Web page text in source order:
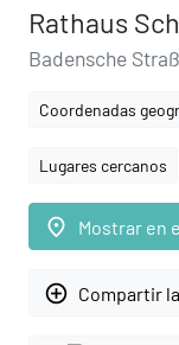
Rathaus
Badensche
Coordenadas
Lugares cercanos
place Mostrar en
add_circle_outline Compartir